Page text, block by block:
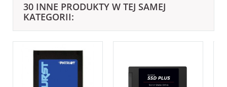
30 INNE PRODUKTY W TEJ SAMEJ
KATEGORII: